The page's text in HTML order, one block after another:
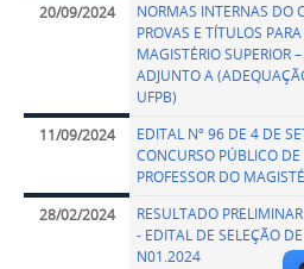
20/09/2024
NORMAS INTERNAS DO
PROVAS E TÍTULOS
MAGISTÉRIO SUPERIOR
ADJUNTO A
UFPB)
11/09/2024
EDITAL Nº 96 DE 4 DE
CONCURSO PÚBLICO
PROFESSOR DO
28/02/2024
RESULTADO
- EDITAL DE SELEÇÃO
N01.2024